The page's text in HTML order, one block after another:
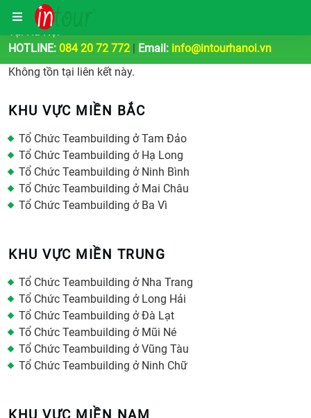
Công Ty Tổ Chức Tour Du Lịch | Teambuilding & Sự Kiện
Tại Hà Nội
HOTLINE: 084 20 72 772 | Email: info@intourhanoi.vn
Không tồn tại liên kết này.
KHU VỰC MIỀN BẮC
Tổ Chức Teambuilding ở Tam Đảo
Tổ Chức Teambuilding ở Hạ Long
Tổ Chức Teambuilding ở Ninh Bình
Tổ Chức Teambuilding ở Mai Châu
Tổ Chức Teambuilding ở Ba Vì
KHU VỰC MIỀN TRUNG
Tổ Chức Teambuilding ở Nha Trang
Tổ Chức Teambuilding ở Long Hải
Tổ Chức Teambuilding ở Đà Lạt
Tổ Chức Teambuilding ở Mũi Né
Tổ Chức Teambuilding ở Vũng Tàu
Tổ Chức Teambuilding ở Ninh Chữ